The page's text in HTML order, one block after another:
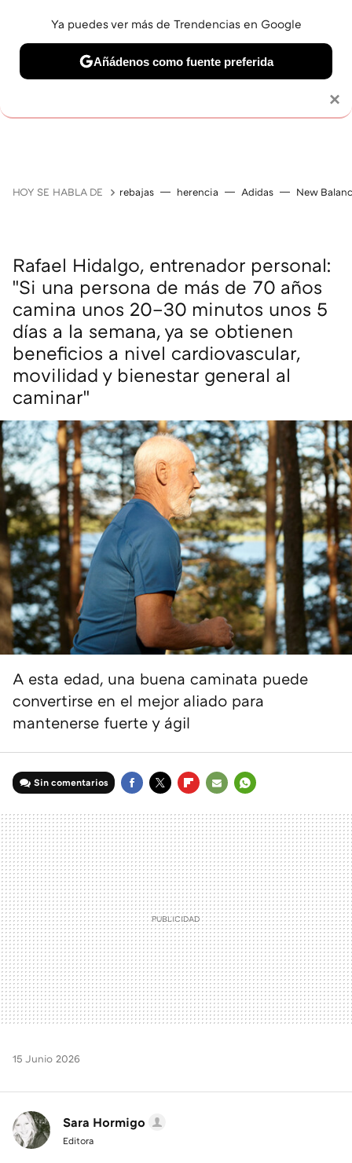
HOY SE HABLA DE rebajas herencia Adidas New
Rafael Hidalgo, entrenador personal:
"Si una persona de más de 70 años
camina unos 20–30 minutos unos 5
días a la semana, ya se obtienen
beneficios a nivel cardiovascular,
movilidad y bienestar general al
caminar"
A esta edad, una buena caminata puede
convertirse en el mejor aliado para
mantenerse fuerte y ágil
Sin comentarios
MAIL
15 Junio 2026
Sara Hormigo
Editora
×
Ya puedes ver más de Trendencias en Google
Añádenos como fuente preferida